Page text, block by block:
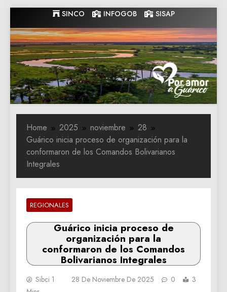
to
content
SINCO INFOGOB SISAP
Gobernacion
de Guarico
Gobernacion de Guarico
Home 2025 noviembre
28
Guárico inicia proceso de organización para la
conformaron de los Comandos Bolivarianos
Integrales
REGIONALES
Guárico inicia proceso de
organización para la
conformaron de los Comandos
Bolivarianos Integrales
Sibci 1 28 De Noviembre De 2025 0
3